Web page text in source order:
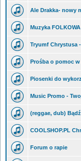
Ale Drakka- nowy
Muzyka
Tryumf Chrystusa
Prośba o pomoc
Piosenki do
Music Promo -
(reggae, dub)
COOLSHOP.PL
Forum o rapie